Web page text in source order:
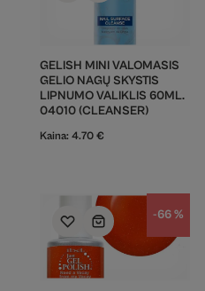
GELISH MINI VALOMASIS
GELIO NAGŲ SKYSTIS
LIPNUMO VALIKLIS 60ML.
04010 (CLEANSER)
Kaina: 4.70 €
-66 %